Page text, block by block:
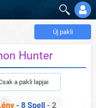
Új pakli
Hunter
a pakli lapjai
- 8 Spell - 2